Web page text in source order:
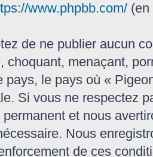
www.phpbb.com/ (en
de ne publier aucun
choquant, menaçant,
pays, le pays où «
Si vous ne respectez
et nous
Nous
de ces